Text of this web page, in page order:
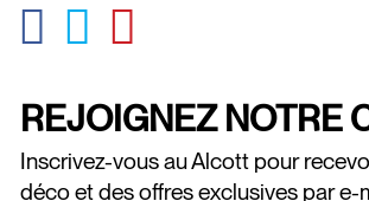
REJOIGNEZ NOTRE
Inscrivez-vous au Alcott pour
déco et des offres exclusives par e-